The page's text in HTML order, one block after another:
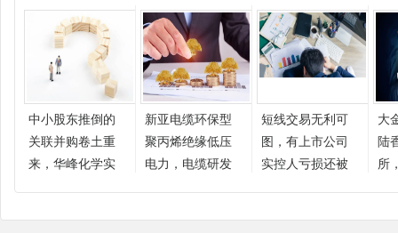
中小股东推倒的
关联并购卷土重
来，华峰化学实
新亚电缆环保型
聚丙烯绝缘低压
电力，电缆研发
短线交易无利可
图，有上市公司
实控人亏损还被
大
陆
所